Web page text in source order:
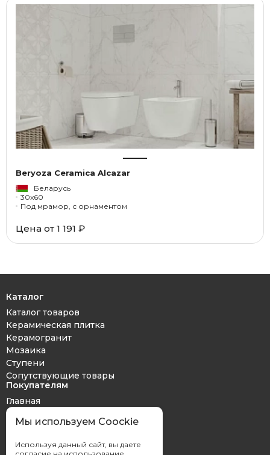
Beryoza Ceramica Alcazar
Беларусь
30x60
Под мрамор, с орнаментом
Цена от 1 191 ₽
Каталог
Каталог товаров
Керамическая плитка
Керамогранит
Мозаика
Ступени
Сопутствующие товары
Покупателям
Главная
Дизайн проект
Оплата и доставка
Контакты
Мы используем Coockie
Используя данный сайт, вы даете